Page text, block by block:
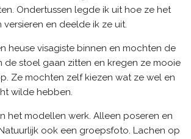
Ondertussen legde ik uit hoe ze het
en deelde ik ze uit.
heuse visagiste binnen en mochten de
de stoel gaan zitten en kregen ze mooie
Ze mochten zelf kiezen wat ze wel en
wilde hebben.
het modellen werk. Alleen poseren en
ook een groepsfoto. Lachen op